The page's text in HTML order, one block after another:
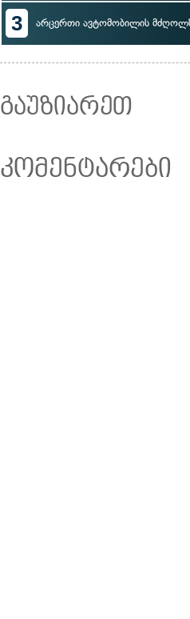
3 არცერთი ავტომობილის
გაუზიარეთ
კომენტარები